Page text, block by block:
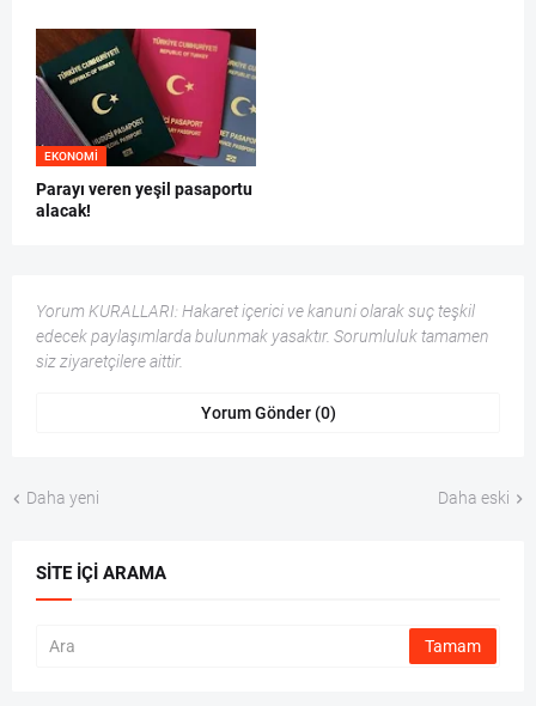
EKONOMI
Parayı veren yeşil pasaportu
alacak!
Yorum KURALLARI: Hakaret içerici ve kanuni olarak suç teşkil
edecek paylaşımlarda bulunmak yasaktır. Sorumluluk tamamen
siz ziyaretçilere aittir.
Yorum Gönder (0)
Daha yeni Daha eski
SITE İÇI ARAMA